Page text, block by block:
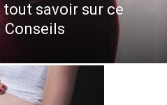
tout savoir sur ce
Conseils